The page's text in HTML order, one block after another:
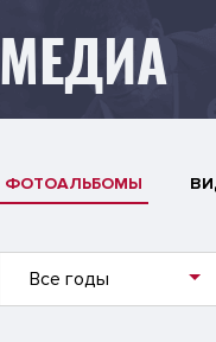
МЕДИА
ФОТОАЛЬБОМЫ
Все годы